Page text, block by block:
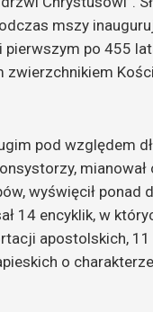
mszy
pierwszym po 455
zwierzchnikiem
pod względem
mianował
wyświęcił ponad
14 encyklik, w
apostolskich,
o